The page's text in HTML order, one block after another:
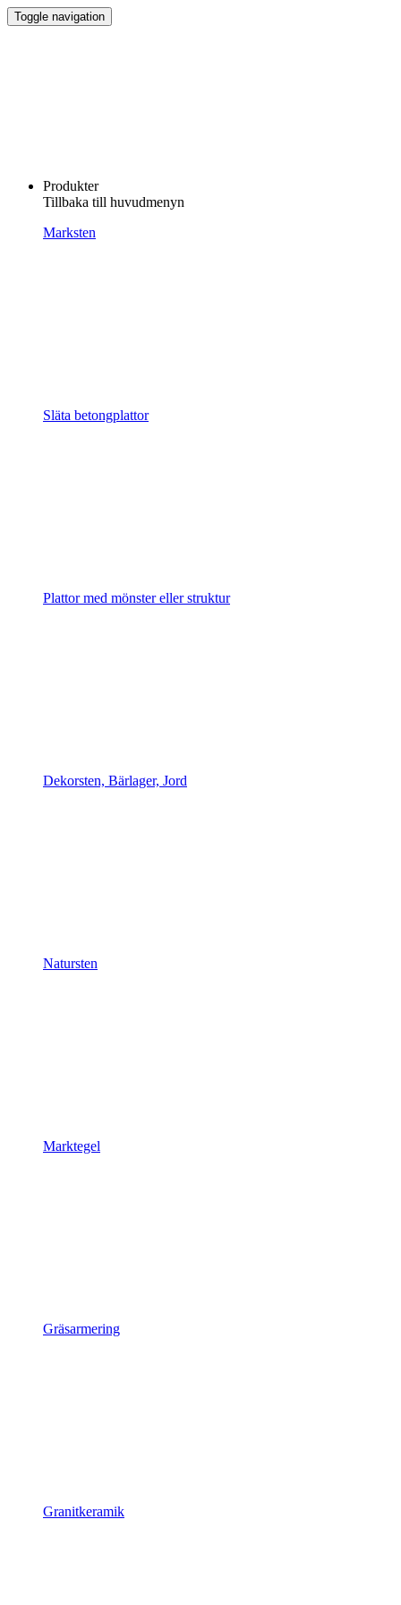
Toggle navigation
Produkter
Tillbaka till huvudmenyn
Marksten
Släta betongplattor
Plattor med mönster eller struktur
Dekorsten, Bärlager, Jord
Natursten
Marktegel
Gräsarmering
Granitkeramik